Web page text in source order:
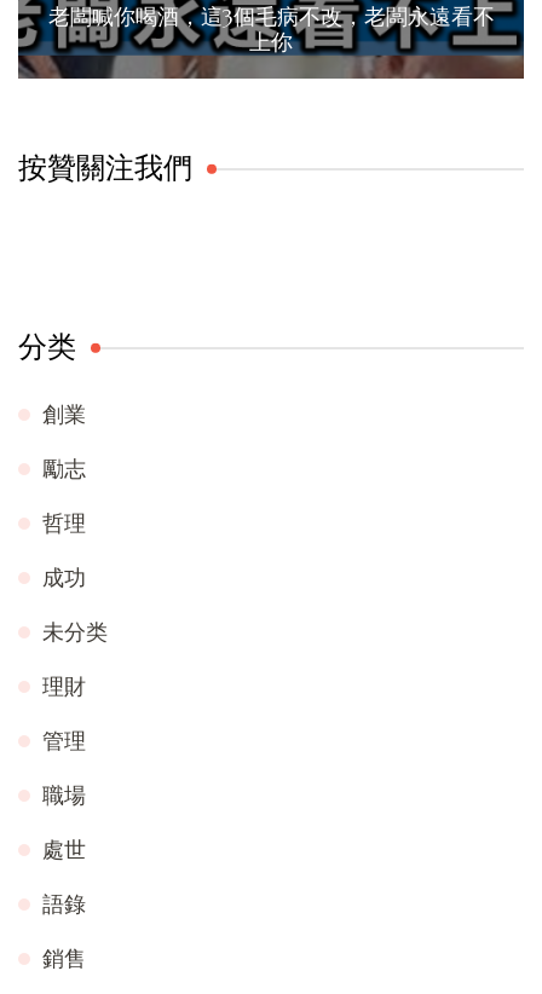
老闆喊你喝酒，這3個毛病不改，老闆永遠看不
上你
按贊關注我們
分类
創業
勵志
哲理
成功
未分类
理財
管理
職場
處世
語錄
銷售